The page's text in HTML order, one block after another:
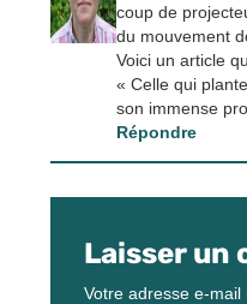
coup de
du mouvement
Voici un article
« Celle qui
son immense
Répondre
Laisser un
Votre adresse e-mail